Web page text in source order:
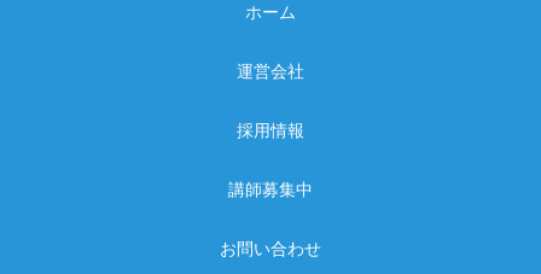
ホーム
運営会社
採用情報
講師募集中
お問い合わせ